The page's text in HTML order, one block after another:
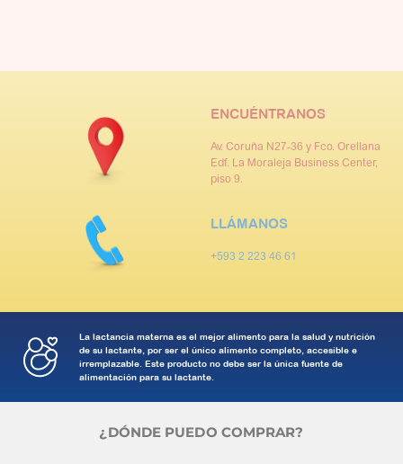
ENCUÉNTRANOS
Av. Coruña N27-36 y Fco. Orellana
Edf. La Moraleja Business Center,
piso 9.
LLÁMANOS
+593 2 223 46 61
La lactancia materna es el mejor alimento para la salud y nutrición
de su lactante, por ser el único alimento completo, accesible e
irremplazable. Este producto no debe ser la única fuente de
alimentación para su lactante.
¿DÓNDE PUEDO COMPRAR?